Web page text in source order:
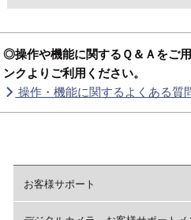
◎操作や機能に関するＱ＆Ａをご
ンクよりご利用ください。
操作・機能に関するよくある質
お客様サポート